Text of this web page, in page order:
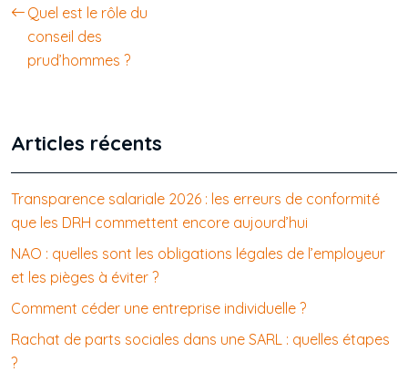
Quel est le rôle du
conseil des
prud’hommes ?
Articles récents
Transparence salariale 2026 : les erreurs de conformité
que les DRH commettent encore aujourd’hui
NAO : quelles sont les obligations légales de l’employeur
et les pièges à éviter ?
Comment céder une entreprise individuelle ?
Rachat de parts sociales dans une SARL : quelles étapes
?